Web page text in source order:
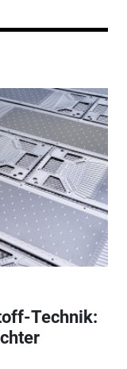
Technik: